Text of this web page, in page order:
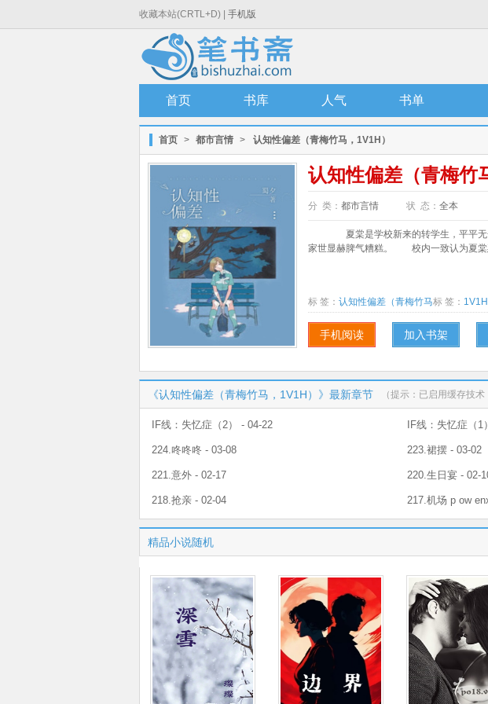
收藏本站(CRTL+D) | 手机版
首页 书库 人气 书单
首页 > 都市言情 > 认知性偏差（青梅竹马，1V1H）
认知性偏差（青梅竹
分 类： 都市言情 状 态： 全本
夏棠是学校新来的转学生，平平
家世显赫脾气糟糕。 校内一致认为夏棠
标 签： 认知性偏差（青梅竹马标 签： 1V1H
手机阅读 加入书架
《认知性偏差（青梅竹马，1V1H）》最新章节 （提示：已启用缓存技
IF线：失忆症（2） - 04-22 IF线：失忆症（1
224.咚咚咚 - 03-08 223.裙摆 - 03-02
221.意外 - 02-17 220.生日宴 - 02-
218.抢亲 - 02-04 217.机场 p ow
精品小说随机